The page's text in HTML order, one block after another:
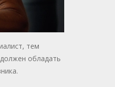
тем
обладать